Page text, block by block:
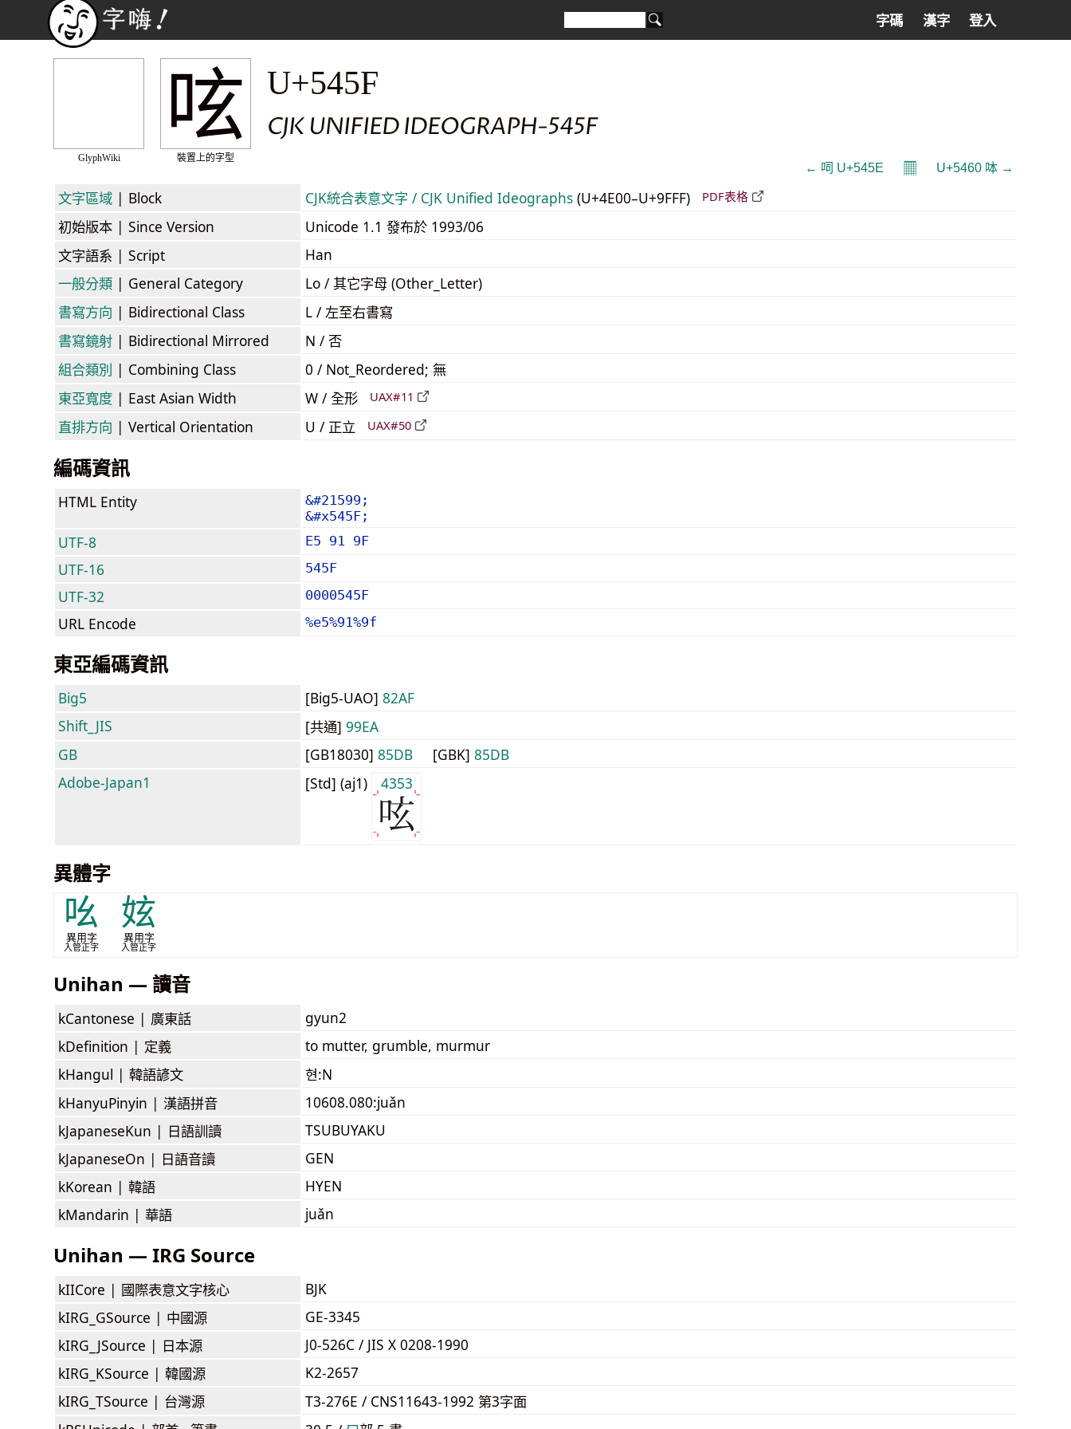
字碼 漢字 登入
GlyphWiki
呟
裝置上的字型
U+545F
CJK UNIFIED IDEOGRAPH-545F
← 呞 U+545E 𝄜 U+5460 呠 →
文字區域 | Block CJK統合表意文字 / CJK Unified Ideographs (U+4E00–U+9FFF) PDF表格
初始版本 | Since Version
Unicode 1.1 發布於 1993/06
文字語系 | Script
Han
一般分類 | General Category
Lo / 其它字母 (Other_Letter)
書寫方向 | Bidirectional Class
L / 左至右書寫
書寫鏡射 | Bidirectional Mirrored
N / 否
組合類別 | Combining Class
0 / Not_Reordered; 無
東亞寬度 | East Asian Width W / 全形 UAX#11
直排方向 | Vertical Orientation U / 正立 UAX#50
編碼資訊
HTML Entity
&#21599;
&#x545F;
UTF-8 E5 91 9F
UTF-16 545F
UTF-32 0000545F
URL Encode %e5%91%9f
東亞編碼資訊
Big5 [Big5-UAO] 82AF
Shift_JIS
[共通] 99EA
GB
[GB18030] 85DB [GBK] 85DB
Adobe-Japan1
[Std] (aj1) 4353
異體字
吆
異用字
入管正字
妶
異用字
入管正字
Unihan — 讀音
kCantonese | 廣東話
gyun2
kDefinition | 定義
to mutter, grumble, murmur
kHangul | 韓語諺文
현:N
kHanyuPinyin | 漢語拼音
10608.080:juǎn
kJapaneseKun | 日語訓讀
TSUBUYAKU
kJapaneseOn | 日語音讀
GEN
kKorean | 韓語
HYEN
kMandarin | 華語 juǎn
Unihan — IRG Source
kIICore | 國際表意文字核心
BJK
kIRG_GSource | 中國源
GE-3345
kIRG_JSource | 日本源
J0-526C / JIS X 0208-1990
kIRG_KSource | 韓國源
K2-2657
kIRG_TSource | 台灣源
T3-276E / CNS11643-1992 第3字面